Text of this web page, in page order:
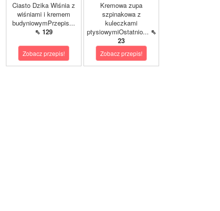
Ciasto Dzika Wiśnia z
wiśniami i kremem
budyniowymPrzepis...
⇖ 129
Zobacz przepis!
Kremowa zupa
szpinakowa z
kuleczkami
ptysiowymiOstatnio... ⇖
23
Zobacz przepis!